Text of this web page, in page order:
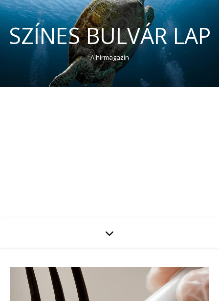
SZÍNES BULVÁR LAP
A hírmagazin